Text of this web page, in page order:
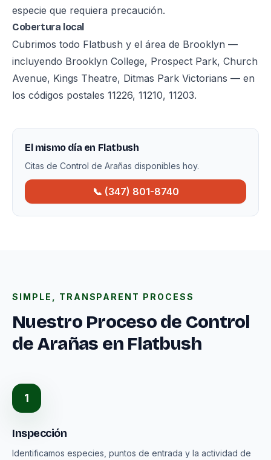
especie que requiera precaución.
Cobertura local
Cubrimos todo Flatbush y el área de Brooklyn —
incluyendo Brooklyn College, Prospect Park, Church
Avenue, Kings Theatre, Ditmas Park Victorians — en
los códigos postales 11226, 11210, 11203.
El mismo día en Flatbush
Citas de Control de Arañas disponibles hoy.
📞 (347) 801-8740
SIMPLE, TRANSPARENT PROCESS
Nuestro Proceso de Control
de Arañas en Flatbush
1
Inspección
Identificamos especies, puntos de entrada y la actividad de